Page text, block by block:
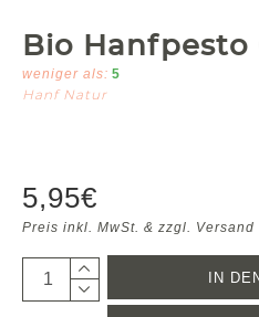
Bio Hanfpesto
weniger als: 5
Hanf Natur
5,95€
Preis inkl. MwSt. & zzgl.
IN